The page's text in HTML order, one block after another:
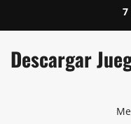
al
7
Descargar